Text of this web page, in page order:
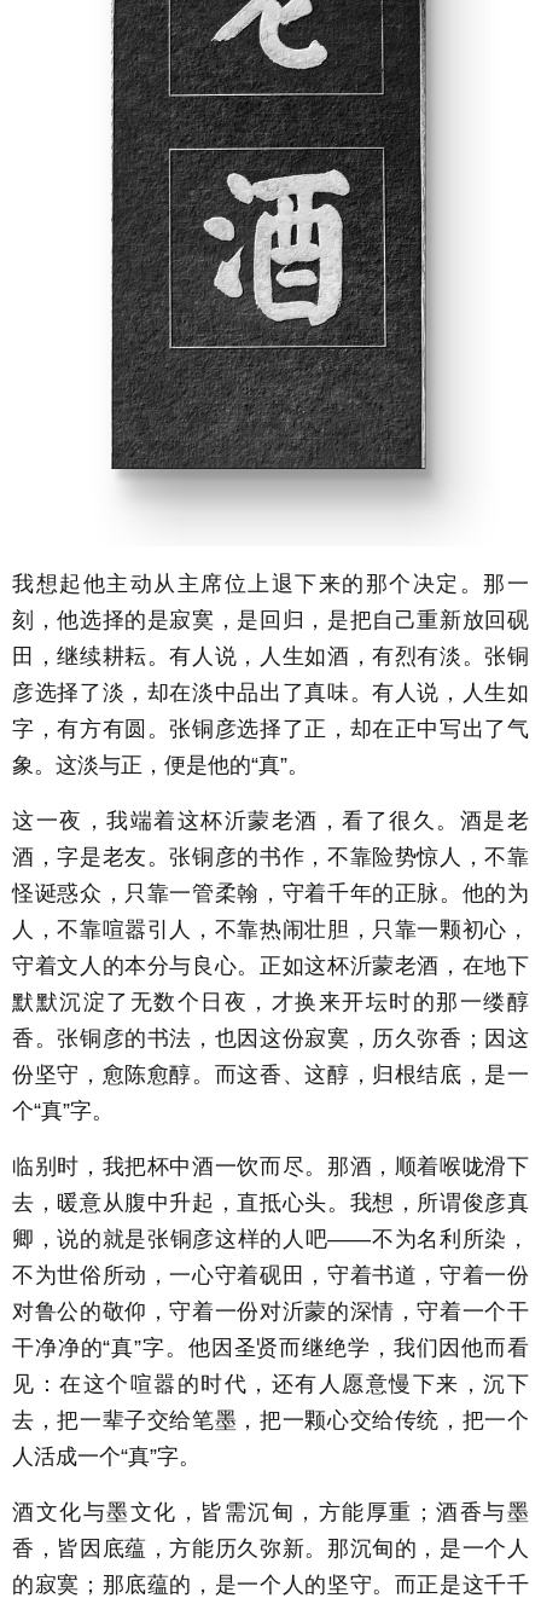
我想起他主动从主席位上退下来的那个决定。那一
刻，他选择的是寂寞，是回归，是把自己重新放回砚
田，继续耕耘。有人说，人生如酒，有烈有淡。张铜
彦选择了淡，却在淡中品出了真味。有人说，人生如
字，有方有圆。张铜彦选择了正，却在正中写出了气
象。这淡与正，便是他的“真”。
这一夜，我端着这杯沂蒙老酒，看了很久。酒是老
酒，字是老友。张铜彦的书作，不靠险势惊人，不靠
怪诞惑众，只靠一管柔翰，守着千年的正脉。他的为
人，不靠喧嚣引人，不靠热闹壮胆，只靠一颗初心，
守着文人的本分与良心。正如这杯沂蒙老酒，在地下
默默沉淀了无数个日夜，才换来开坛时的那一缕醇
香。张铜彦的书法，也因这份寂寞，历久弥香；因这
份坚守，愈陈愈醇。而这香、这醇，归根结底，是一
个“真”字。
临别时，我把杯中酒一饮而尽。那酒，顺着喉咙滑下
去，暖意从腹中升起，直抵心头。我想，所谓俊彦真
卿，说的就是张铜彦这样的人吧——不为名利所染，
不为世俗所动，一心守着砚田，守着书道，守着一份
对鲁公的敬仰，守着一份对沂蒙的深情，守着一个干
干净净的“真”字。他因圣贤而继绝学，我们因他而看
见：在这个喧嚣的时代，还有人愿意慢下来，沉下
去，把一辈子交给笔墨，把一颗心交给传统，把一个
人活成一个“真”字。
酒文化与墨文化，皆需沉甸，方能厚重；酒香与墨
香，皆因底蕴，方能历久弥新。那沉甸的，是一个人
的寂寞；那底蕴的，是一个人的坚守。而正是这千千